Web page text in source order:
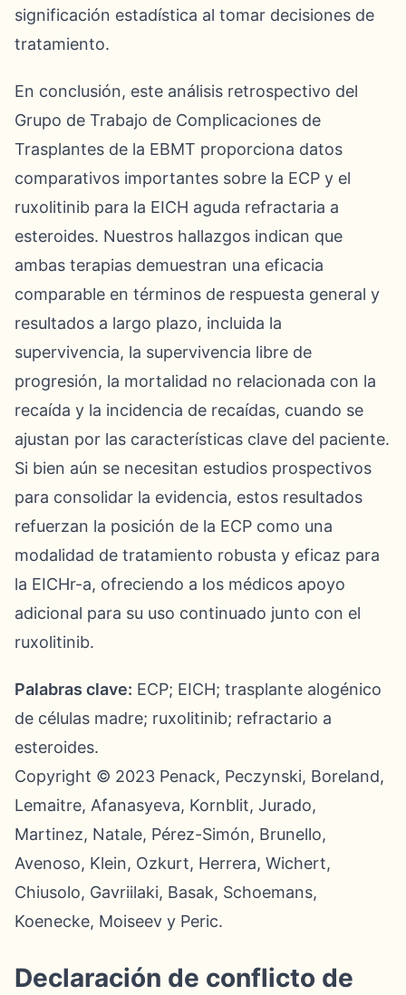
significación estadística al tomar decisiones de
tratamiento.
En conclusión, este análisis retrospectivo del
Grupo de Trabajo de Complicaciones de
Trasplantes de la EBMT proporciona datos
comparativos importantes sobre la ECP y el
ruxolitinib para la EICH aguda refractaria a
esteroides. Nuestros hallazgos indican que
ambas terapias demuestran una eficacia
comparable en términos de respuesta general y
resultados a largo plazo, incluida la
supervivencia, la supervivencia libre de
progresión, la mortalidad no relacionada con la
recaída y la incidencia de recaídas, cuando se
ajustan por las características clave del paciente.
Si bien aún se necesitan estudios prospectivos
para consolidar la evidencia, estos resultados
refuerzan la posición de la ECP como una
modalidad de tratamiento robusta y eficaz para
la EICHr-a, ofreciendo a los médicos apoyo
adicional para su uso continuado junto con el
ruxolitinib.
Palabras clave: ECP; EICH; trasplante alogénico
de células madre; ruxolitinib; refractario a
esteroides.
Copyright © 2023 Penack, Peczynski, Boreland,
Lemaitre, Afanasyeva, Kornblit, Jurado,
Martinez, Natale, Pérez-Simón, Brunello,
Avenoso, Klein, Ozkurt, Herrera, Wichert,
Chiusolo, Gavriilaki, Basak, Schoemans,
Koenecke, Moiseev y Peric.
Declaración de conflicto de